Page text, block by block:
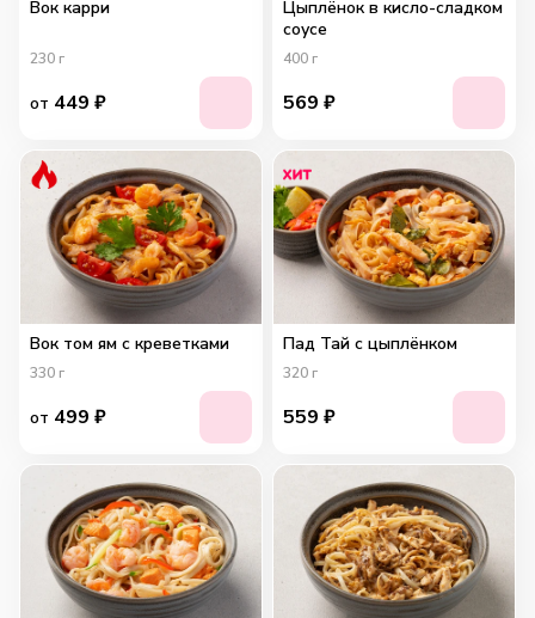
Вок карри
230 г
от 449 ₽
Цыплёнок в кисло-сладком
соусе
400 г
569 ₽
Вок том ям с креветками
330 г
от 499 ₽
Пад Тай с цыплёнком
320 г
559 ₽